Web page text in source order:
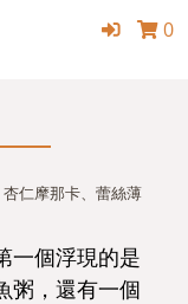
0
仁摩那卡、蕾絲薄
一個浮現的是
粥，還有一個